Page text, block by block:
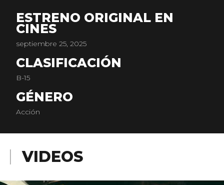
ESTRENO ORIGINAL EN
CINES
septiembre 25, 2025
CLASIFICACIÓN
B-15
GÉNERO
Acción
VIDEOS